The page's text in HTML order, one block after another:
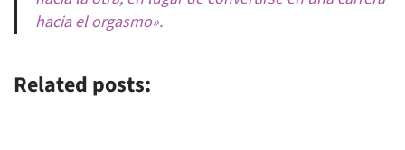
hacia el orgasmo».
Related posts: